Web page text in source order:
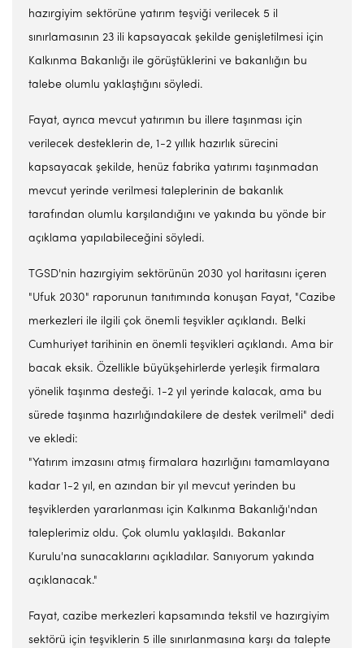
hazırgiyim sektörüne yatırım teşviği verilecek 5 il
sınırlamasının 23 ili kapsayacak şekilde genişletilmesi için
Kalkınma Bakanlığı ile görüştüklerini ve bakanlığın bu
talebe olumlu yaklaştığını söyledi.
Fayat, ayrıca mevcut yatırımın bu illere taşınması için
verilecek desteklerin de, 1-2 yıllık hazırlık sürecini
kapsayacak şekilde, henüz fabrika yatırımı taşınmadan
mevcut yerinde verilmesi taleplerinin de bakanlık
tarafından olumlu karşılandığını ve yakında bu yönde bir
açıklama yapılabileceğini söyledi.
TGSD'nin hazırgiyim sektörünün 2030 yol haritasını içeren
"Ufuk 2030" raporunun tanıtımında konuşan Fayat, "Cazibe
merkezleri ile ilgili çok önemli teşvikler açıklandı. Belki
Cumhuriyet tarihinin en önemli teşvikleri açıklandı. Ama bir
bacak eksik. Özellikle büyükşehirlerde yerleşik firmalara
yönelik taşınma desteği. 1-2 yıl yerinde kalacak, ama bu
sürede taşınma hazırlığındakilere de destek verilmeli" dedi
ve ekledi:
"Yatırım imzasını atmış firmalara hazırlığını tamamlayana
kadar 1-2 yıl, en azından bir yıl mevcut yerinden bu
teşviklerden yararlanması için Kalkınma Bakanlığı'ndan
taleplerimiz oldu. Çok olumlu yaklaşıldı. Bakanlar
Kurulu'na sunacaklarını açıkladılar. Sanıyorum yakında
açıklanacak."
Fayat, cazibe merkezleri kapsamında tekstil ve hazırgiyim
sektörü için teşviklerin 5 ille sınırlanmasına karşı da talepte